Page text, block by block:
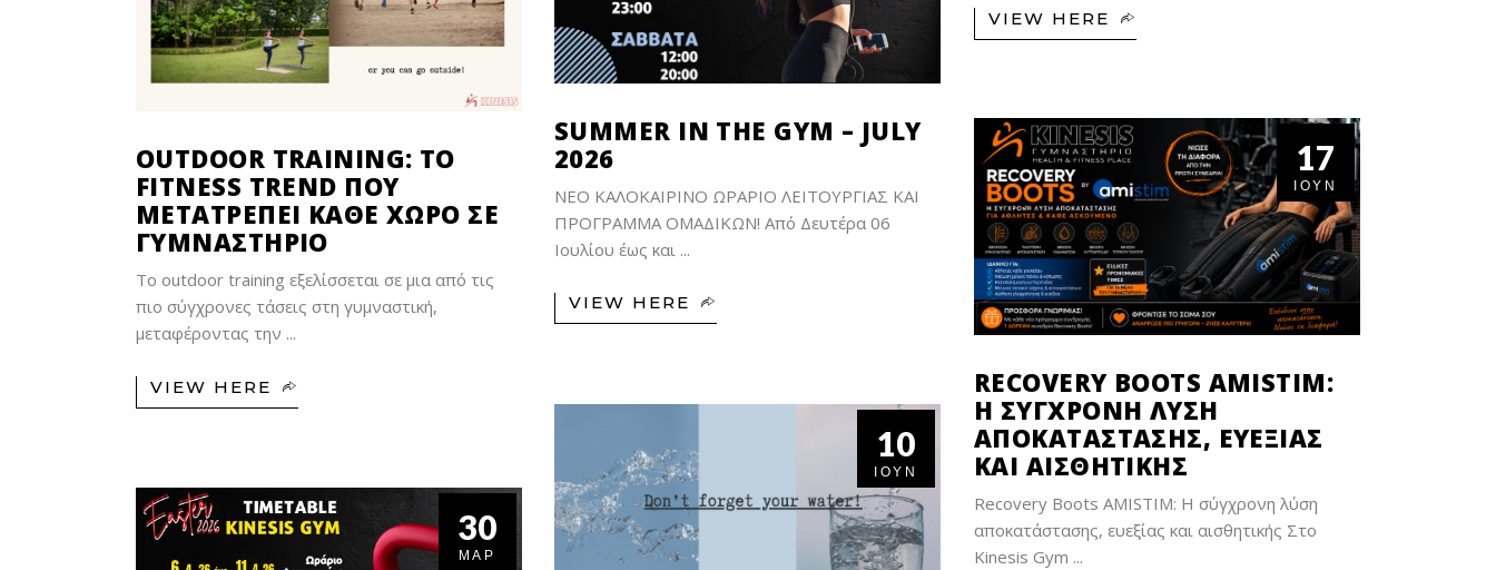
VIEW HERE
SUMMER IN THE GYM – JULY
2026
ΝΕΟ ΚΑΛΟΚΑΙΡΙΝΟ ΩΡΑΡΙΟ ΛΕΙΤΟΥΡΓΙΑΣ ΚΑΙ
ΠΡΟΓΡΑΜΜΑ ΟΜΑΔΙΚΩΝ! Από Δευτέρα 06
Ιουλίου έως και
VIEW HERE
OUTDOOR TRAINING: ΤΟ
FITNESS TREND ΠΟΥ
ΜΕΤΑΤΡΈΠΕΙ ΚΆΘΕ ΧΏΡΟ ΣΕ
ΓΥΜΝΑΣΤΉΡΙΟ
Το outdoor training εξελίσσεται σε μια από τις
πιο σύγχρονες τάσεις στη γυμναστική,
μεταφέροντας την
VIEW HERE
17
ΙΟΎΝ
RECOVERY BOOTS AMISTIM:
Η ΣΎΓΧΡΟΝΗ ΛΎΣΗ
ΑΠΟΚΑΤΆΣΤΑΣΗΣ, ΕΥΕΞΊΑΣ
ΚΑΙ ΑΙΣΘΗΤΙΚΉΣ
Recovery Boots AMISTIM: Η σύγχρονη λύση
αποκατάστασης, ευεξίας και αισθητικής Στο
Kinesis Gym
10
ΙΟΎΝ
30
ΜΑΡ